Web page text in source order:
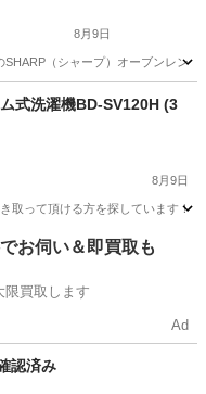
8月9日
（シャープ）オーブンレン
式洗濯機BD-SV120H (3
8月9日
取って頂ける方を探しています！
機お伺い＆即買取も
限買取します
Ad
認済み